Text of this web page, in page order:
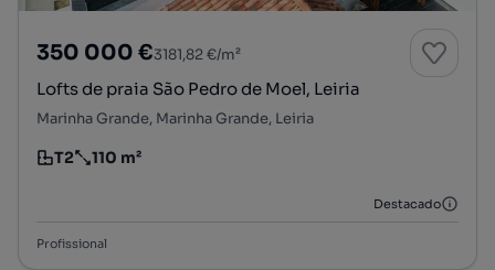
350 000 €3181,82 €/m²
Lofts de praia São Pedro de Moel, Leiria
Marinha Grande, Marinha Grande, Leiria
Tipologia
T2
Preço por metro quadrado
110 m²
Destacado
Profissional